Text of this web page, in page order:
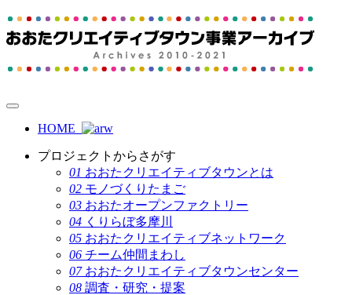
HOME
プロジェクトからさがす
01 おおたクリエイティブタウンとは
02 モノづくりたまご
03 おおたオープンファクトリー
04 くりらぼ多摩川
05 おおたクリエイティブネットワーク
06 チーム仲間まわし
07 おおたクリエイティブタウンセンター
08 調査・研究・提案